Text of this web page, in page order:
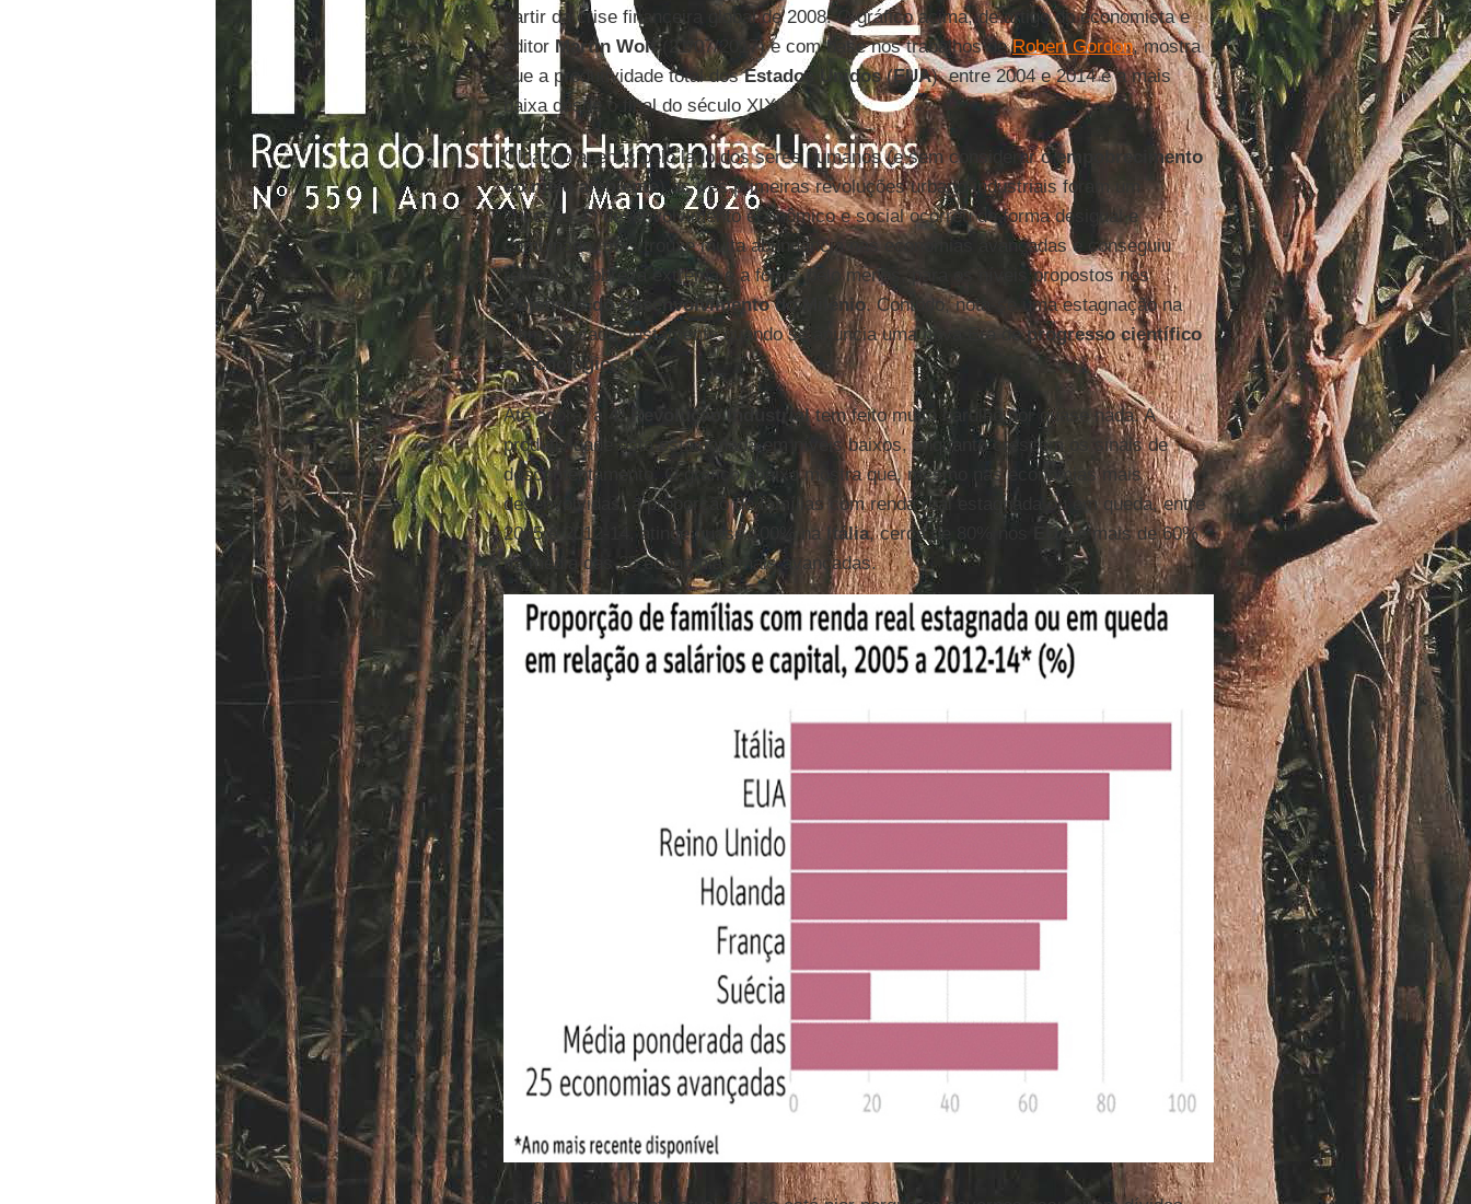
partir da crise financeira global de 2008. O gráfico acima, de artigo do economista e
editor Martin Wolf(21/07/2017) e com base nos trabalhos deRobert Gordon, mostra
que a produtividade total dosEstados Unidos(EUA), entre 2004 e 2014 é a mais
baixa desde o final do século XIX.
Olhando apenas pelo lado dos seres humanos (e sem considerar oempobrecimento
do meio ambiente) as três primeiras revoluções urbano-industriais foram um
sucesso. O desenvolvimento econômico e social ocorreu de forma desigual e
combinada, mas trouxe muita abundância nas economias avançadas e conseguiu
reduzir a pobreza extrema e a fome, pelo menos, para os níveis propostos nos
Objetivos do Desenvolvimento do Milênio. Contudo, nota-se uma estagnação na
última década, justamente quando se anuncia uma nova Era deprogresso científico
e tecnológico.
Até agora, a 4ª Revolução Industrialtem feito muito barulho por quase nada. A
produtividade está estacionada em níveis baixos, enquanto crescem os sinais de
descontentamento. O gráfico abaixo mostra que, mesmo nas economias mais
desenvolvidas, a proporção de famílias com renda real estagnada ou em queda, entre
2005 e 2012-14, atinge quase 100% na Itália, cerca de 80% nos EUAe mais de 60%
na média das 25 economias mais avançadas.